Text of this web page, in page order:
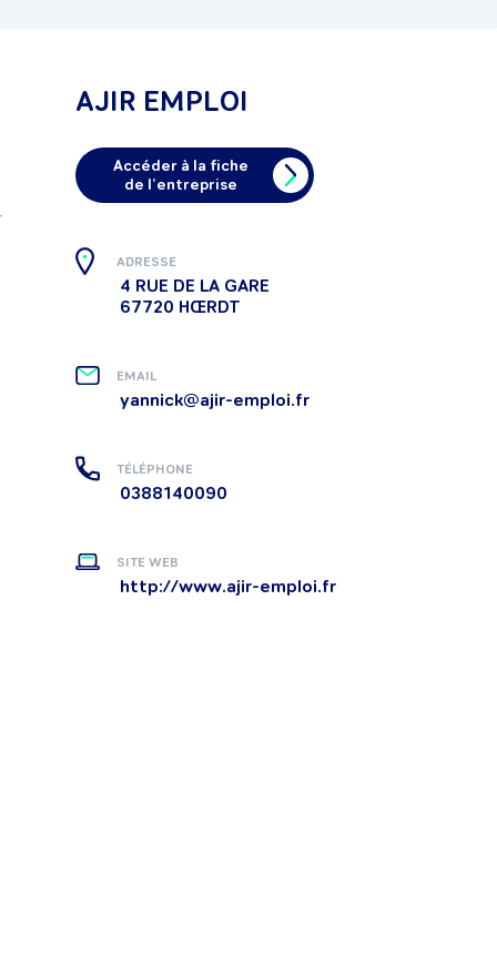
AJIR EMPLOI
Accéder à la fiche
de l’entreprise
ADRESSE
4 RUE DE LA GARE
67720 HŒRDT
EMAIL
yannick@ajir-emploi.fr
TÉLÉPHONE
0388140090
SITE WEB
http://www.ajir-emploi.fr